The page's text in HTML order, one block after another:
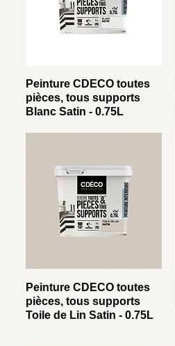
Peinture CDECO toutes
pièces, tous supports
Blanc Satin - 0.75L
Peinture CDECO toutes
pièces, tous supports
Toile de Lin Satin - 0.75L